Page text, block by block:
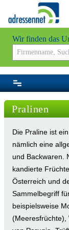
Wir finden das
Pralinen
Die Praline ist
nämlich eine
und Backwaren.
kandierte
Österreich und
Sammelbegriff
beispielsweise
(Meeresfrüchte),